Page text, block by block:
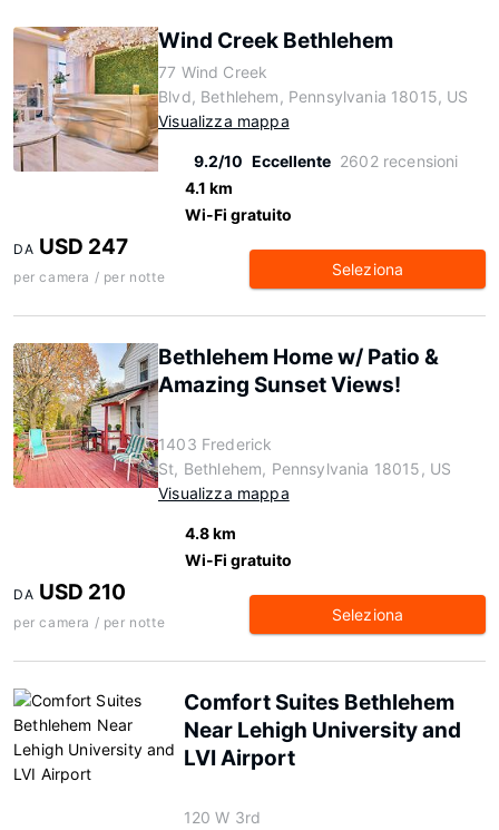
Wind Creek Bethlehem
77 Wind Creek
Blvd, Bethlehem, Pennsylvania 18015, US
Visualizza mappa
9.2/10 Eccellente 2602 recensioni
4.1 km
Wi-Fi gratuito
DA USD 247
per camera / per notte Seleziona
Bethlehem Home w/ Patio &
Amazing Sunset Views!
1403 Frederick
St, Bethlehem, Pennsylvania 18015, US
Visualizza mappa
4.8 km
Wi-Fi gratuito
DA USD 210
per camera / per notte Seleziona
Comfort Suites Bethlehem
Near Lehigh University and
LVI Airport
120 W 3rd